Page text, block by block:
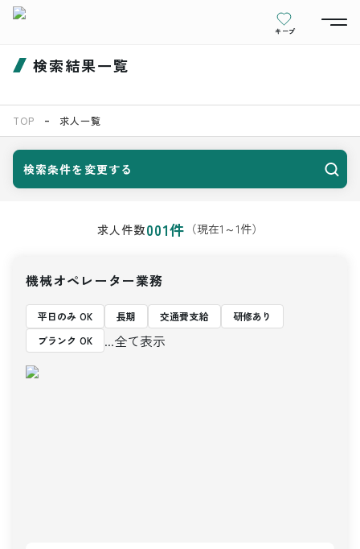
キープ
検索結果一覧
TOP 求人一覧
検索条件を変更する
求人件数001件 （現在1 ～1件）
機械オペレーター業務
平日のみ OK 長期 交通費支給
研修あり
ブランク OK
...全て表示